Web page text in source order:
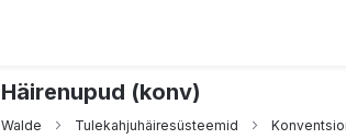
Häirenupud (konv)
Walde Tulekahjuhäiresüsteemid